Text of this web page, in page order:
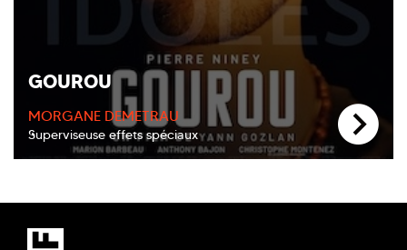
GOUROU
MORGANE DEMETRAU
Superviseuse effets spéciaux